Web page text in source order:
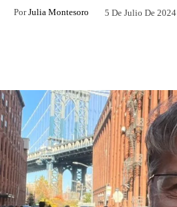
Por Julia Montesoro 5 De Julio De 2024